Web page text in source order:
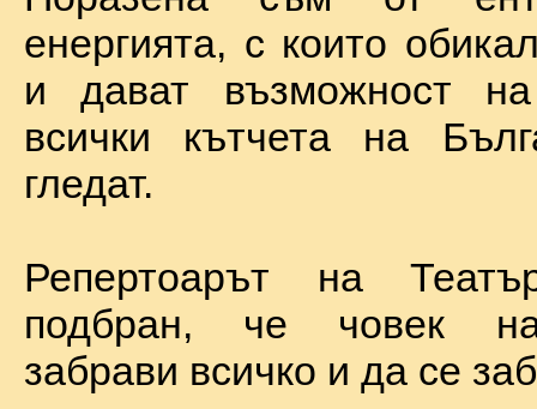
енергията, с които
и дават възможност
всички кътчета на
гледат.
Репертоарът на
подбран, че човек
забрави всичко и да се